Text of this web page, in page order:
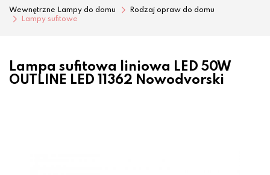
Wewnętrzne Lampy do domu
Rodzaj opraw do domu
Lampy sufitowe
Lampa sufitowa liniowa LED 50W
OUTLINE LED 11362 Nowodvorski